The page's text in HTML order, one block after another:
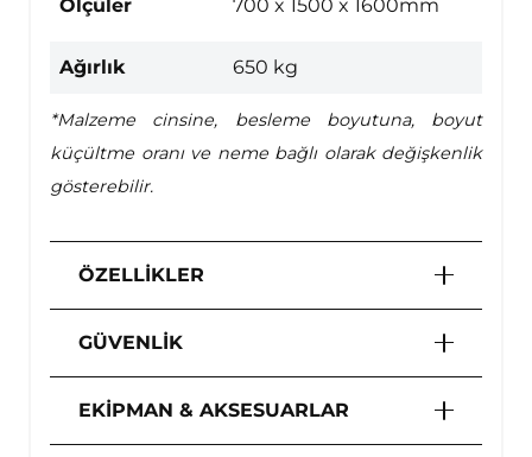
Ölçüler 700 x 1500 x 1600mm
Ağırlık 650 kg
*Malzeme cinsine, besleme boyutuna, boyut
küçültme oranı ve neme bağlı olarak değişkenlik
gösterebilir.
ÖZELLİKLER
GÜVENLİK
EKİPMAN & AKSESUARLAR